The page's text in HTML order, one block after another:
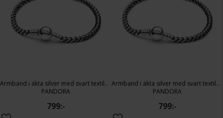
Armband i äkta silver med svart textilsnöre 17 cm
PANDORA
799:-
Armband i äkta silver med svart textilsnöre 18 cm
PANDORA
799:-